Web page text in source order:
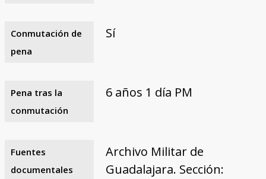
Conmutación de
pena
Sí
Pena tras la
conmutación
6 años 1 día PM
Fuentes
documentales
Archivo Militar de
Guadalajara. Sección: